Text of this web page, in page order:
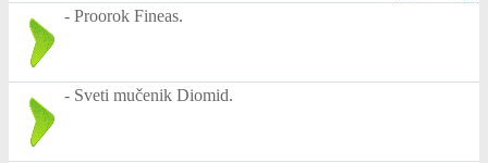
- Proorok Fineas.
- Sveti mučenik Diomid.